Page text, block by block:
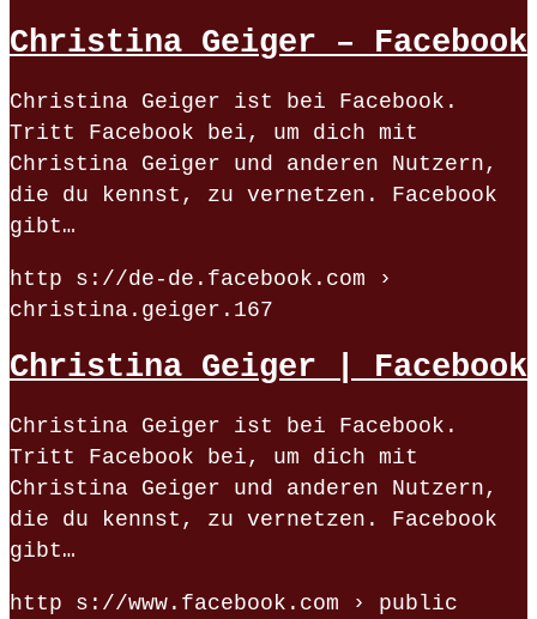
Christina Geiger – Facebook
Christina Geiger ist bei Facebook.
Tritt Facebook bei, um dich mit
Christina Geiger und anderen Nutzern,
die du kennst, zu vernetzen. Facebook
gibt…
http s://de-de.facebook.com ›
christina.geiger.167
Christina Geiger | Facebook
Christina Geiger ist bei Facebook.
Tritt Facebook bei, um dich mit
Christina Geiger und anderen Nutzern,
die du kennst, zu vernetzen. Facebook
gibt…
http s://www.facebook.com › public